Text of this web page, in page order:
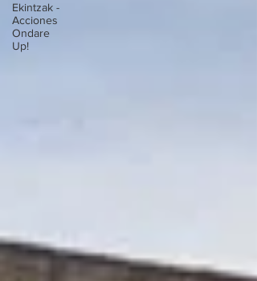
Ekintzak -
Acciones
Ondare
Up!